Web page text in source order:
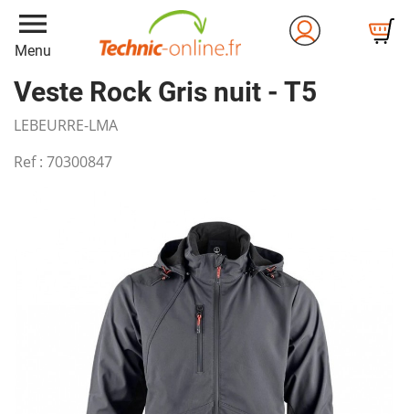
menu
Menu
Veste Rock Gris nuit - T5
LEBEURRE-LMA
Ref : 70300847